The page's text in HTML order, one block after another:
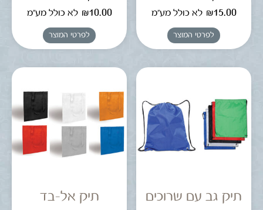
₪15.00 לא כולל מע"מ
לפרטי המוצר
₪10.00 לא כולל מע"מ
לפרטי המוצר
תיק גב עם שרוכים תיק אל-בד